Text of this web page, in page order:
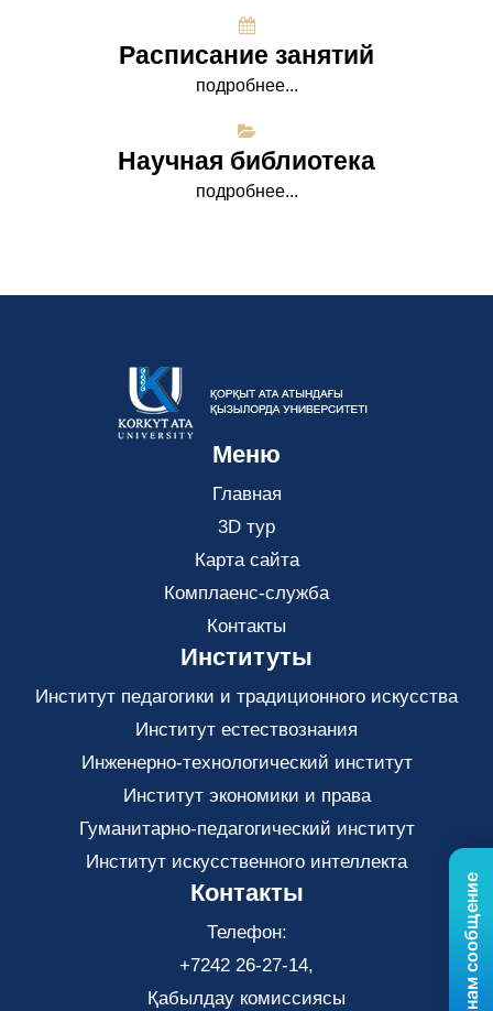
Расписание занятий
подробнее...
Научная библиотека
подробнее...
Меню
Главная
3D тур
Карта сайта
Комплаенс-служба
Контакты
Институты
Институт педагогики и традиционного искусства
Институт естествознания
Инженерно-технологический институт
Институт экономики и права
Гуманитарно-педагогический институт
Институт искусственного интеллекта
Контакты
Телефон:
+7242 26-27-14,
Қабылдау комиссиясы